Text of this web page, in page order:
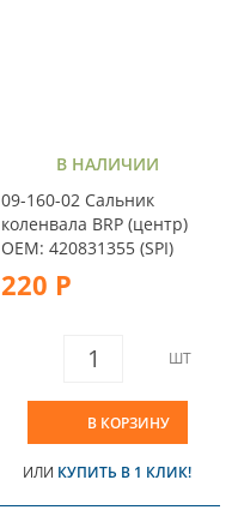
В НАЛИЧИИ
09-160-02 Сальник
коленвала BRP (центр)
OEM: 420831355 (SPI)
220 Р
ШТ
В КОРЗИНУ
ИЛИ КУПИТЬ В 1 КЛИК!